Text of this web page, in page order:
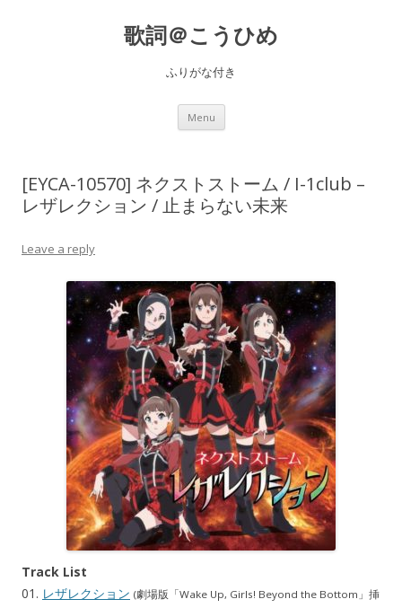
歌詞＠こうひめ
ふりがな付き
Menu Skip to content
[EYCA-10570] ネクストストーム / I-1club –
レザレクション / 止まらない未来
Leave a reply
Track List
01. レザレクション (劇場版「Wake Up, Girls! Beyond the Bottom」挿